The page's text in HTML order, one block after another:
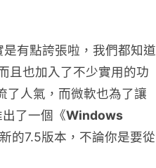
有點誇張啦，我們都知道
且也加入了不少實用的功
了人氣，而微軟也為了讓
了一個《Windows
的7.5版本，不論你是要從